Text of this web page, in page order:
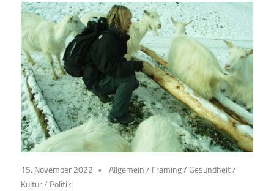
15. November 2022 Allgemein/ Framing/Gesundheit/
Kultur/ Politik